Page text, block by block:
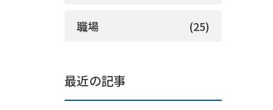
職場 (25)
最近の記事